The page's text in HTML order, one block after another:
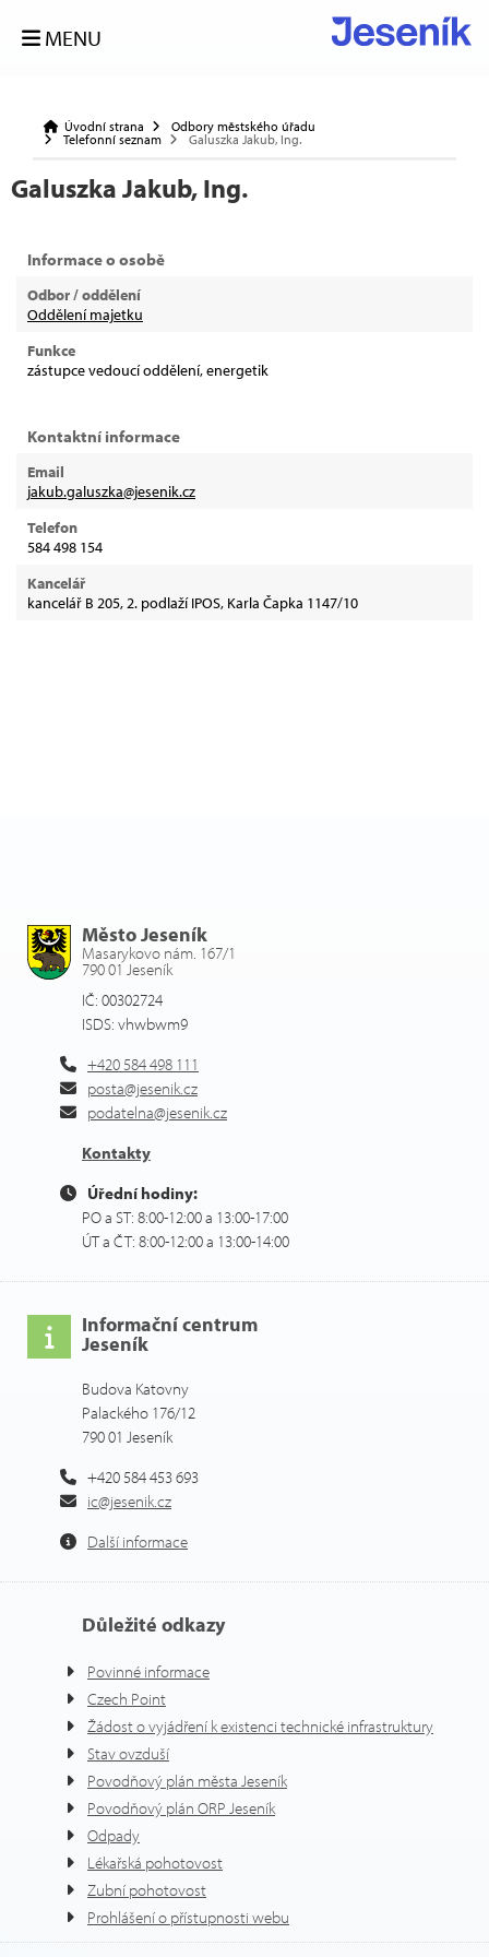
MENU
Úvodní strana
Odbory městského úřadu
Telefonní seznam
Galuszka Jakub, Ing.
Galuszka Jakub, Ing.
Informace o osobě
Odbor / oddělení
Oddělení majetku
Funkce
zástupce vedoucí oddělení, energetik
Kontaktní informace
Email
jakub.galuszka@jesenik.cz
Telefon
584 498 154
Kancelář
kancelář B 205, 2. podlaží IPOS, Karla Čapka 1147/10
Město Jeseník
Masarykovo nám. 167/1
790 01 Jeseník
IČ: 00302724
ISDS: vhwbwm9
+420 584 498 111
posta@jesenik.cz
podatelna@jesenik.cz
Kontakty
Úřední hodiny:
PO a ST: 8:00-12:00 a 13:00-17:00
ÚT a ČT: 8:00-12:00 a 13:00-14:00
Informační centrum
Jeseník
Budova Katovny
Palackého 176/12
790 01 Jeseník
+420 584 453 693
ic@jesenik.cz
Další informace
Důležité odkazy
Povinné informace
Czech Point
Žádost o vyjádření k existenci technické infrastruktury
Stav ovzduší
Povodňový plán města Jeseník
Povodňový plán ORP Jeseník
Odpady
Lékařská pohotovost
Zubní pohotovost
Prohlášení o přístupnosti webu